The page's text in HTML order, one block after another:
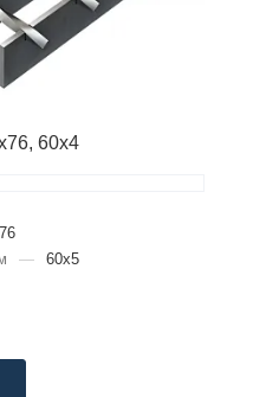
60х4
— 60x5